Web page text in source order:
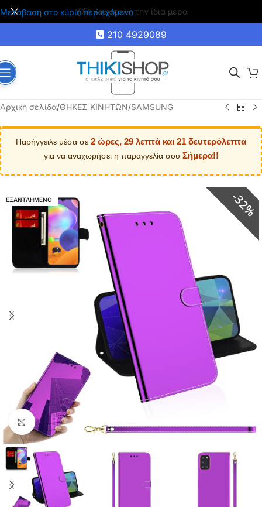
Μετάβαση στο κύριο περιεχόμενο
🚚 Δωρεάν μεταφορικά για αγορές άνω των 35€
210 4929089
Αρχική σελίδα/ΘΗΚΕΣ ΚΙΝΗΤΩΝ/SAMSUNG
Παρήγγειλε μέσα σε 2 ώρες, 29 λεπτά και 21 δευτερόλεπτα
για να αναχωρήσει η παραγγελία σου Σήμερα!!
ΕΞΑΝΤΛΗΜΕΝΟ 32%
Click to enlarge